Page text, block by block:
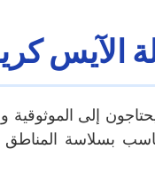
الآيس
إلى
بسلاسة المناطق